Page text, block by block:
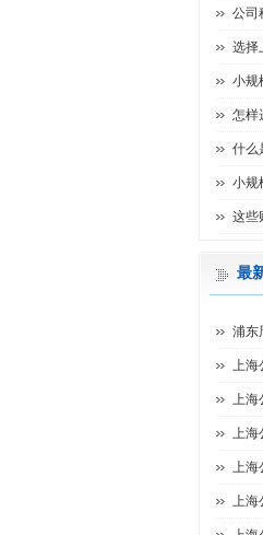
公司
选择
小规
怎样
什么
小规
这些
最
浦东
上海
上海
上海
上海
上海